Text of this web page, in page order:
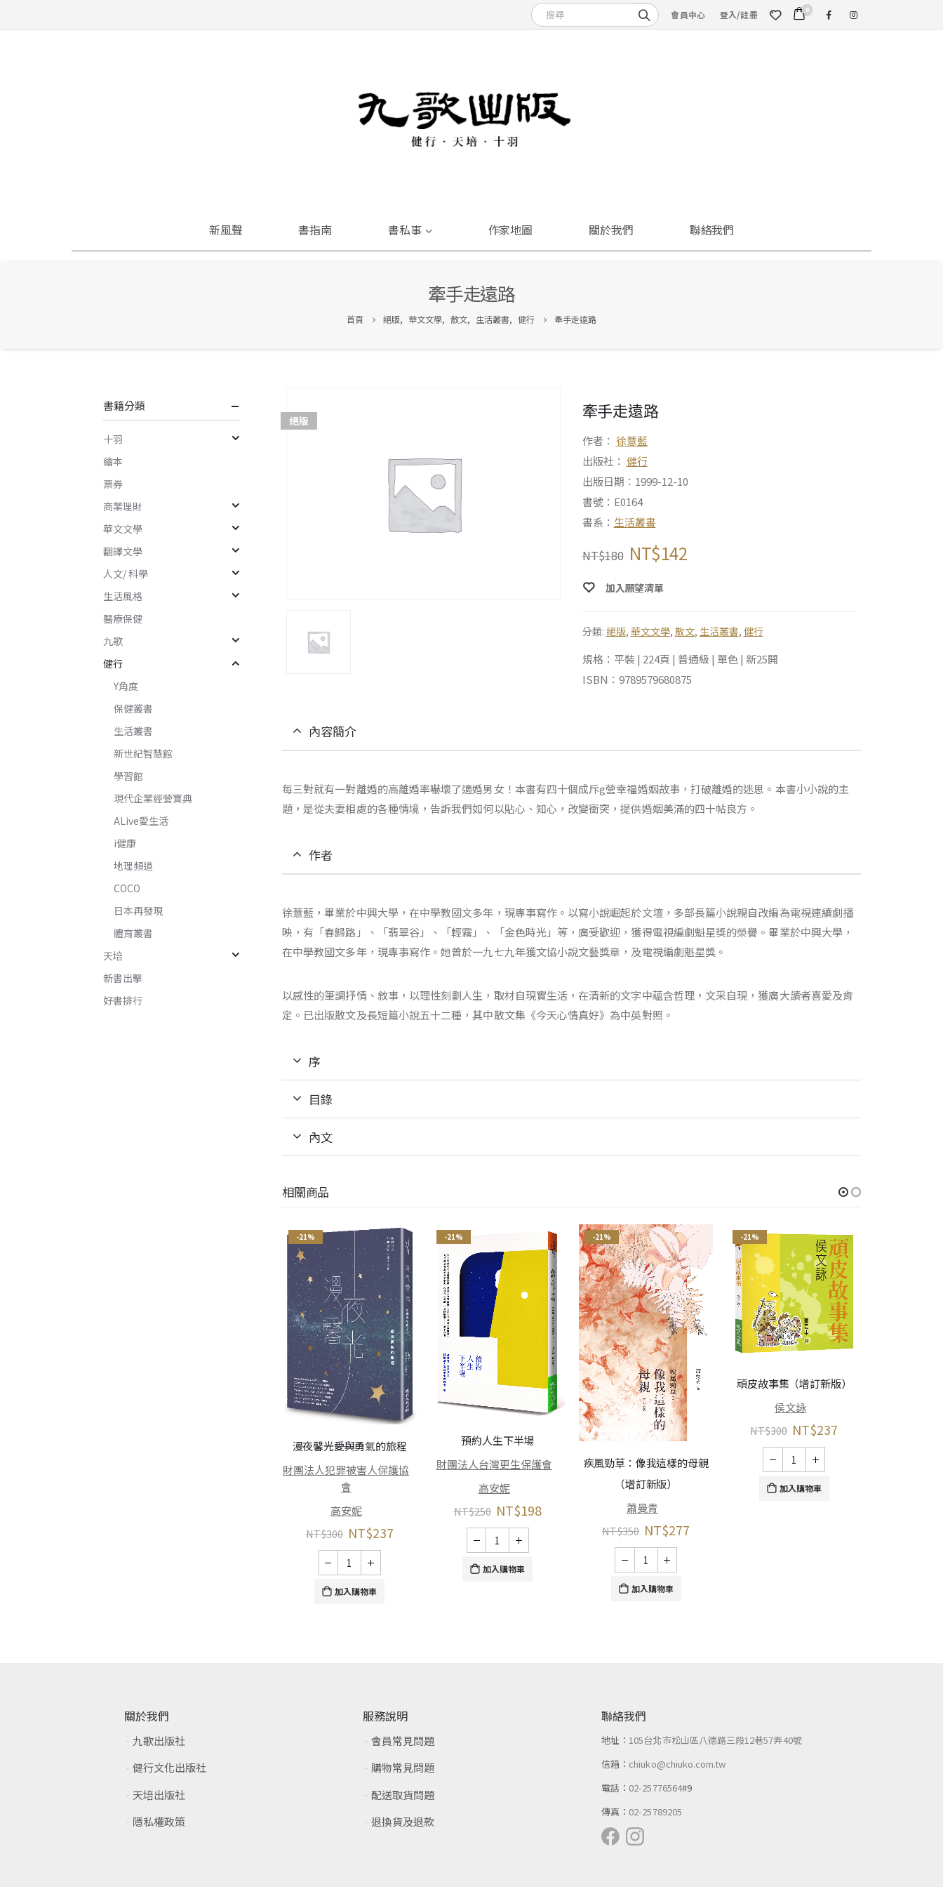
會員中心 登入/註冊 0
新風聲 書指南 書私事 作家地圖 關於我們 聯絡我們
牽手走遠路
首頁 絕版, 華文文學, 散文, 生活叢書, 健行 牽手走遠路
絕版 牽手走遠路
作者： 徐薏藍
出版社： 健行
出版日期：1999-12-10
書號：E0164
書系： 生活叢書
NT$180 NT$142
加入願望清單
分類: 絕版, 華文文學, 散文, 生活叢書, 健行
規格：平裝 | 224頁 | 普通級 | 單色 | 新25開
ISBN：9789579680875
內容簡介
每三對就有一對離婚的高離婚率嚇壞了適婚男女！本書有四十個成斥g營幸福婚姻故事，打破離婚的迷思。本書小小說的主
題，是從夫妻相處的各種情境，告訴我們如何以貼心、知心，改變衝突，提供婚姻美滿的四十帖良方。
作者
徐薏藍，畢業於中興大學，在中學教國文多年，現專事寫作。以寫小說崛起於文壇，多部長篇小說親自改編為電視連續劇播
映，有「春歸路」、「翡翠谷」、「輕霧」、「金色時光」等，廣受歡迎，獲得電視編劇魁星獎的榮譽。畢業於中興大學，
在中學教國文多年，現專事寫作。她曾於一九七九年獲文協小說文藝獎章，及電視編劇魁星獎。
以感性的筆調抒情、敘事，以理性刻劃人生，取材自現實生活，在清新的文字中蘊含哲理，文采自現，獲廣大讀者喜愛及肯
定。已出版散文及長短篇小說五十二種，其中散文集《今天心情真好》為中英對照。
序
目錄
內文
相關商品
-21%
漫夜馨光――愛與勇氣的旅程
財團法人犯罪被害人保護協
會
高安妮
NT$300 NT$237
加入購物車
-21%
預約人生下半場
財團法人台灣更生保護會
高安妮
NT$250 NT$198
加入購物車
-21%
疾風勁草：像我這樣的母親
（增訂新版）
蕭曼青
NT$350 NT$277
加入購物車
-21%
頑皮故事集（增訂新版）
侯文詠
NT$300 NT$237
加入購物車
書籍分類
十羽
繪本
票券
商業理財
華文文學
翻譯文學
人文/ 科學
生活風格
醫療保健
九歌
健行
Y角度
保健叢書
生活叢書
新世紀智慧館
學習館
現代企業經營寶典
ALive愛生活
i健康
地理頻道
COCO
日本再發現
體育叢書
天培
新書出擊
好書排行
關於我們
九歌出版社
健行文化出版社
天培出版社
隱私權政策
服務說明
會員常見問題
購物常見問題
配送取貨問題
退換貨及退款
聯絡我們
地址：105台北市松山區八德路三段12巷57弄40號
信箱： chiuko@chiuko.com.tw
電話： 02-25776564#9
傳真： 02-25789205